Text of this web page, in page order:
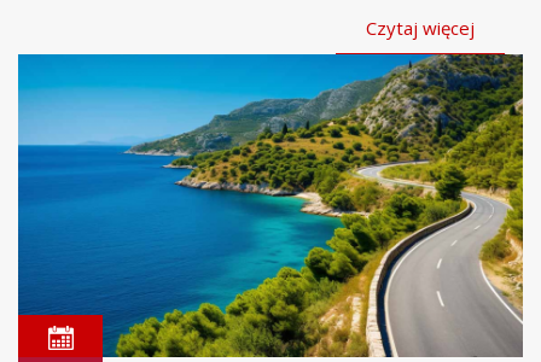
Czytaj więcej